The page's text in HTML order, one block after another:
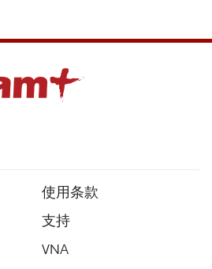
使用条款
支持
VNA